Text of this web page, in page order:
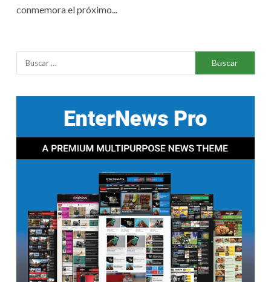
conmemora el próximo...